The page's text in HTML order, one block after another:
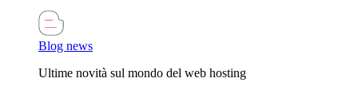
Blog news
Ultime novità sul mondo del web hosting